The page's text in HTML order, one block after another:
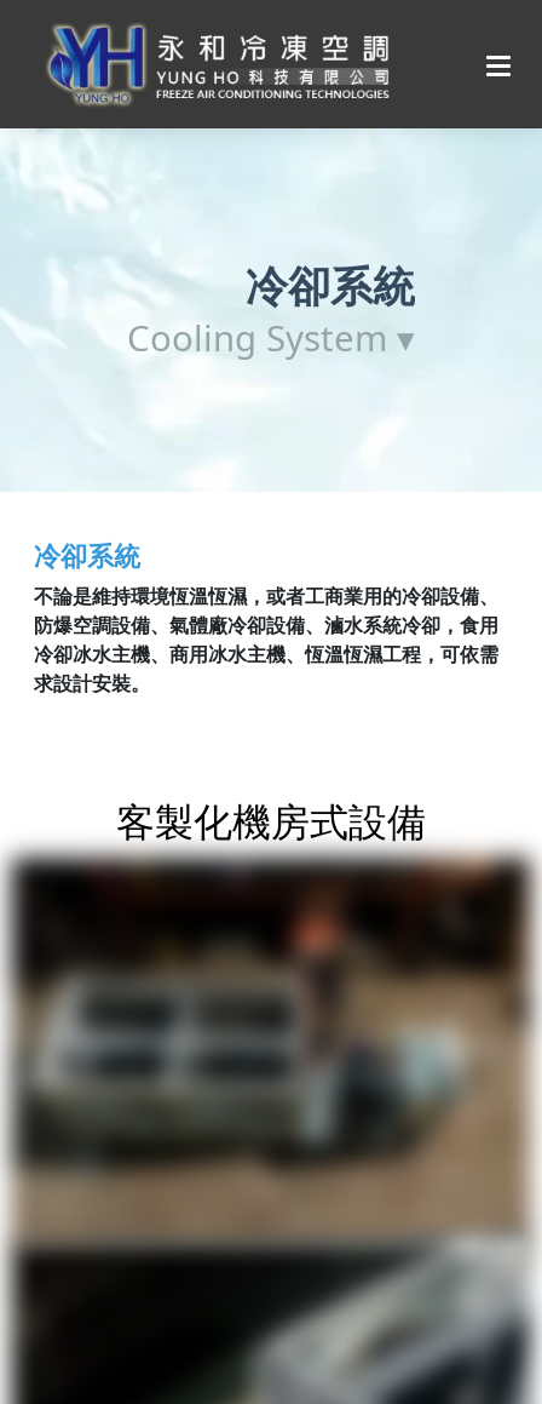
冷卻系統
Cooling System ▾
冷卻系統
不論是維持環境恆溫恆濕，或者工商業用的冷卻設備、
防爆空調設備、氣體廠冷卻設備、 滷水系統冷卻，食用
冷卻冰水主機、商用冰水主機、恆溫恆濕工程，可依需
求設計安裝。
客製化機房式設備